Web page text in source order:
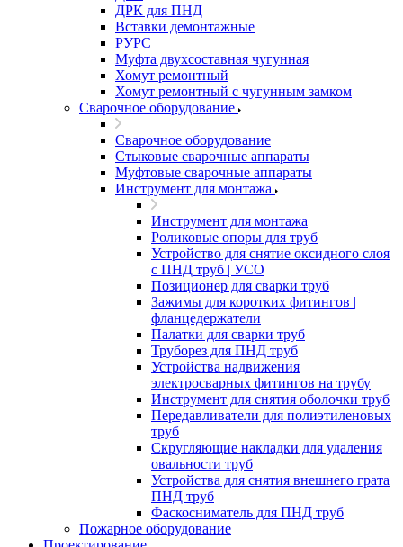
ДРК для ПНД
Вставки демонтажные
РУРС
Муфта двухсоставная чугунная
Хомут ремонтный
Хомут ремонтный с чугунным замком
Сварочное оборудование
Сварочное оборудование
Стыковые сварочные аппараты
Муфтовые сварочные аппараты
Инструмент для монтажа
Инструмент для монтажа
Роликовые опоры для труб
Устройство для снятие оксидного слоя
с ПНД труб | УСО
Позиционер для сварки труб
Зажимы для коротких фитингов |
фланцедержатели
Палатки для сварки труб
Труборез для ПНД труб
Устройства надвижения
электросварных фитингов на трубу
Инструмент для снятия оболочки труб
Передавливатели для полиэтиленовых
труб
Скругляющие накладки для удаления
овальности труб
Устройства для снятия внешнего грата
ПНД труб
Фаскосниматель для ПНД труб
Пожарное оборудование